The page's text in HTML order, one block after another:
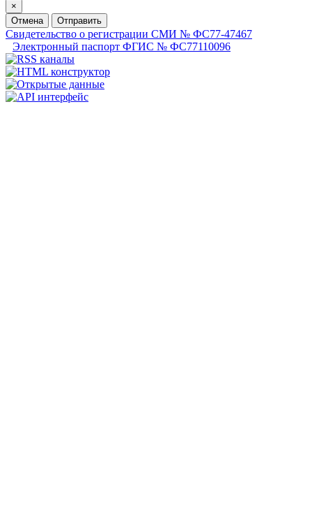
×
Отмена
Отправить
Свидетельство о регистрации СМИ № ФС77-47467
Электронный паспорт ФГИС № ФС77110096